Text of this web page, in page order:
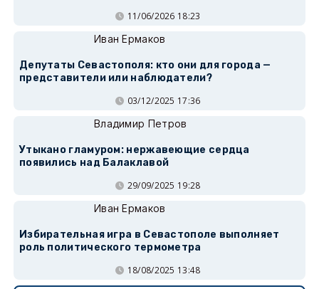
11/06/2026 18:23
Иван Ермаков
Депутаты Севастополя: кто они для города —
представители или наблюдатели?
03/12/2025 17:36
Владимир Петров
Утыкано гламуром: нержавеющие сердца
появились над Балаклавой
29/09/2025 19:28
Иван Ермаков
Избирательная игра в Севастополе выполняет
роль политического термометра
18/08/2025 13:48